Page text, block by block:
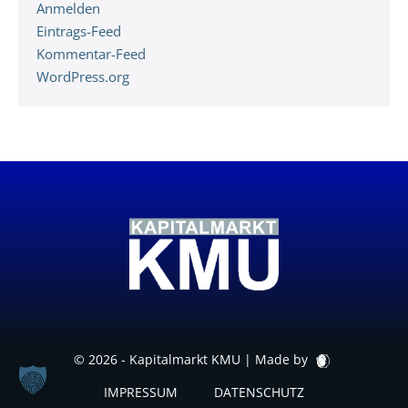
Anmelden
Eintrags-Feed
Kommentar-Feed
WordPress.org
© 2026 - Kapitalmarkt KMU | Made by
IMPRESSUM
DATENSCHUTZ